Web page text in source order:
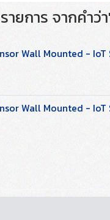
ยการ จากคำว่
Wall Mounted -
Wall Mounted -